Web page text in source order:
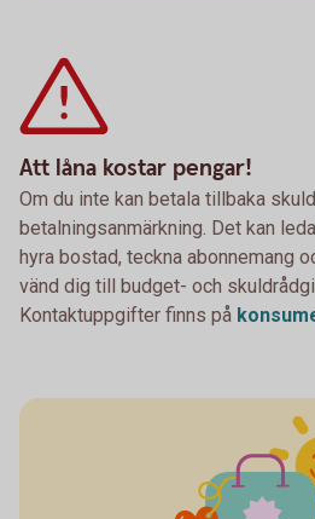
Att låna kostar pengar!
Om du inte kan betala tillbaka
betalningsanmärkning. Det kan
hyra bostad, teckna abonnemang
vänd dig till budget- och
Kontaktuppgifter finns på